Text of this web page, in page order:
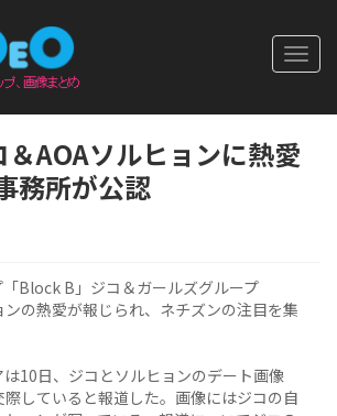
AOAソルヒョンに熱愛
務所が公認
「Block B」ジコ＆ガールズグループ
ンの熱愛が報じられ、ネチズンの注目を集
10日、ジコとソルヒョンのデート画像
していると報道した。画像にはジコの自